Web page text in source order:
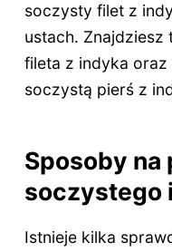
soczysty filet z
ustach. Znajdziesz
fileta z indyka
soczystą pierś z
Sposoby
soczystego
Istnieje kilka